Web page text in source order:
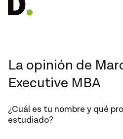
La opinión de
Executive MBA
¿Cuál es tu nombre y qué
estudiado?